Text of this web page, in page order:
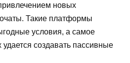
новых
Такие платформы
условия, а самое
удается создавать пассивные